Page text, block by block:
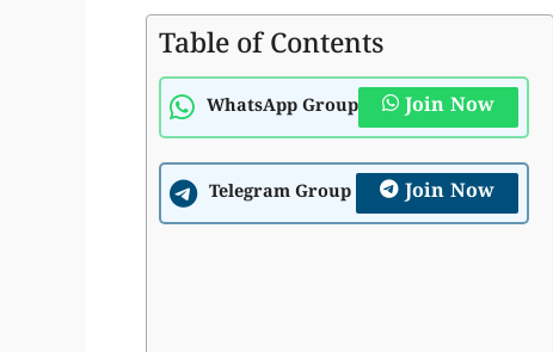
Table of Contents
WhatsApp Group Join Now
Telegram Group Join Now